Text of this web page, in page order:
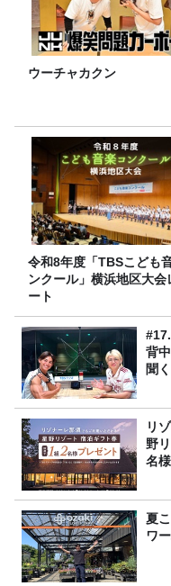
ウーチャカクン
令和8年度「TBSこども
ンクール」横浜地区大会
ート
背
聞
リ
野
名
夏
ワ